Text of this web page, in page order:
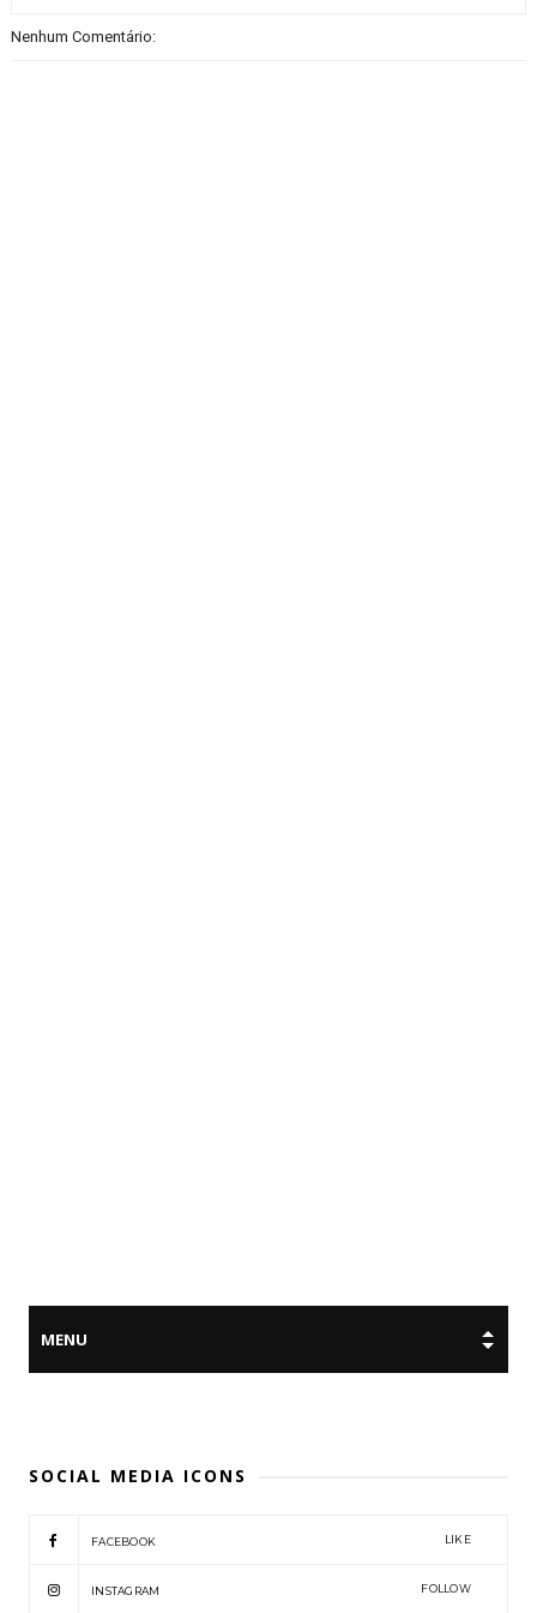
Nenhum Comentário:
SOCIAL MEDIA ICONS
FACEBOOK LIKE
INSTAGRAM FOLLOW